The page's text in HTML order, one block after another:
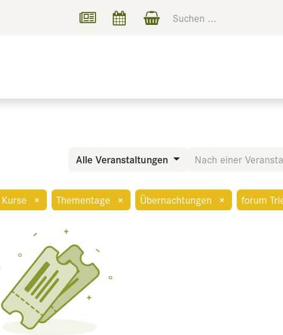
Alle Veranstaltungen
× Thementage × Übernachtungen × forum